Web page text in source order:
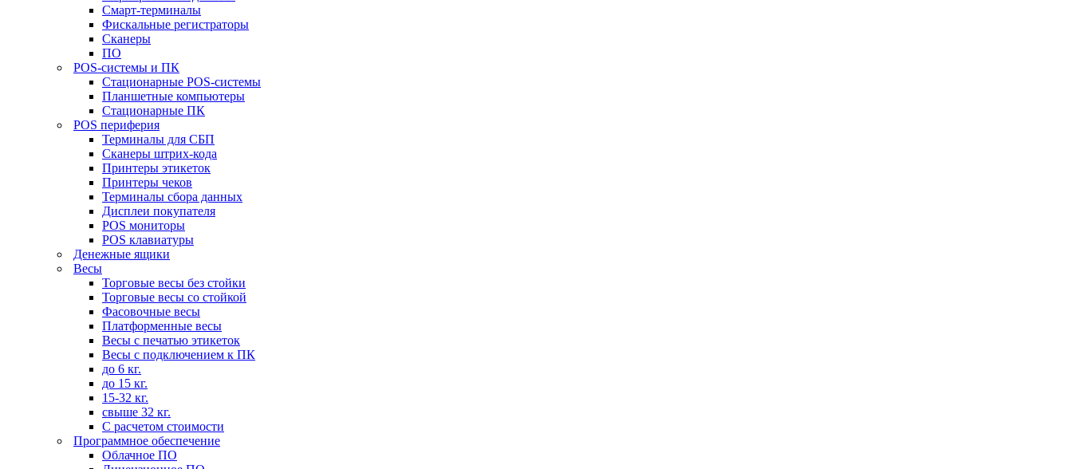
Смарт-терминалы
Фискальные регистраторы
Сканеры
ПО
POS-системы и ПК
Стационарные POS-системы
Планшетные компьютеры
Стационарные ПК
POS периферия
Терминалы для СБП
Сканеры штрих-кода
Принтеры этикеток
Принтеры чеков
Терминалы сбора данных
Дисплеи покупателя
POS мониторы
POS клавиатуры
Денежные ящики
Весы
Торговые весы без стойки
Торговые весы со стойкой
Фасовочные весы
Платформенные весы
Весы с печатью этикеток
Весы с подключением к ПК
до 6 кг.
до 15 кг.
15-32 кг.
свыше 32 кг.
С расчетом стоимости
Программное обеспечение
Облачное ПО